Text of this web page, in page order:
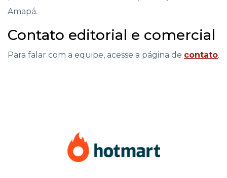
Amapá.
Contato editorial e comercial
Para falar com a equipe, acesse a página de contato.